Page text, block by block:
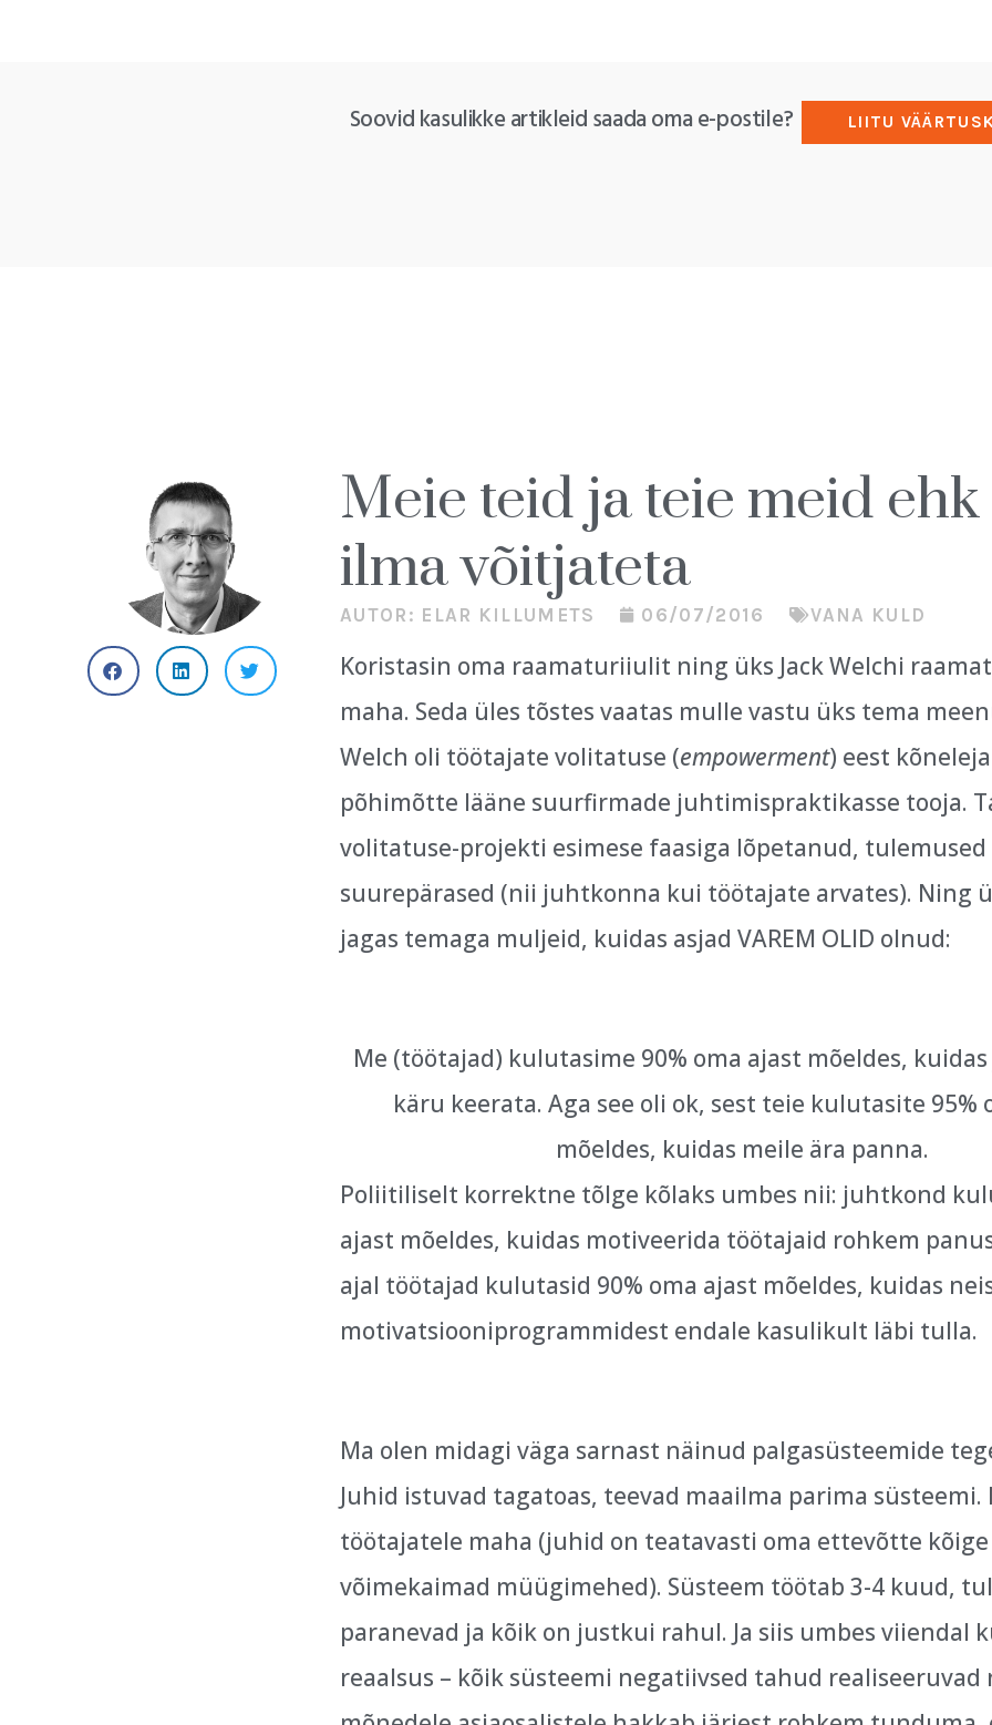
Soovid kasulikke artikleid saada oma e-postile? LIITU
Meie teid ja teie meid
ilma võitjateta
AUTOR: ELAR KILLUMETS 06/07/2016 VANA KULD
Koristasin oma raamaturiiulit ning üks Jack Welchi
maha. Seda üles tõstes vaatas mulle vastu üks tema
Welch oli töötajate volitatuse (empowerment) eest
põhimõtte lääne suurfirmade juhtimispraktikasse tooja.
volitatuse-projekti esimese faasiga lõpetanud, tulemused
suurepärased (nii juhtkonna kui töötajate arvates). Ning
jagas temaga muljeid, kuidas asjad VAREM OLID olnud:
Me (töötajad) kulutasime 90% oma ajast mõeldes,
käru keerata. Aga see oli ok, sest teie kulutasite 95%
mõeldes, kuidas meile ära panna.
Poliitiliselt korrektne tõlge kõlaks umbes nii: juhtkond
ajast mõeldes, kuidas motiveerida töötajaid rohkem
ajal töötajad kulutasid 90% oma ajast mõeldes, kuidas
motivatsiooniprogrammidest endale kasulikult läbi tulla.
Ma olen midagi väga sarnast näinud palgasüsteemide
Juhid istuvad tagatoas, teevad maailma parima süsteemi.
töötajatele maha (juhid on teatavasti oma ettevõtte kõige
võimekaimad müügimehed). Süsteem töötab 3-4 kuud,
paranevad ja kõik on justkui rahul. Ja siis umbes viiendal
reaalsus – kõik süsteemi negatiivsed tahud realiseeruvad